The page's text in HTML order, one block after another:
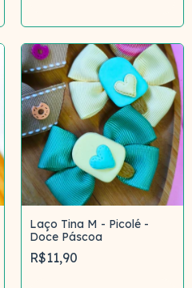
Laço Tina M - Picolé -
Doce Páscoa
R$11,90